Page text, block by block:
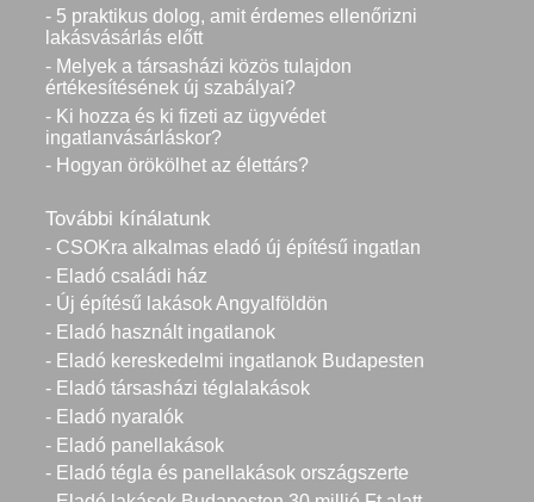
- 5 praktikus dolog, amit érdemes ellenőrizni
lakásvásárlás előtt
- Melyek a társasházi közös tulajdon
értékesítésének új szabályai?
- Ki hozza és ki fizeti az ügyvédet
ingatlanvásárláskor?
- Hogyan örökölhet az élettárs?
További kínálatunk
- CSOKra alkalmas eladó új építésű ingatlan
- Eladó családi ház
- Új építésű lakások Angyalföldön
- Eladó használt ingatlanok
- Eladó kereskedelmi ingatlanok Budapesten
- Eladó társasházi téglalakások
- Eladó nyaralók
- Eladó panellakások
- Eladó tégla és panellakások országszerte